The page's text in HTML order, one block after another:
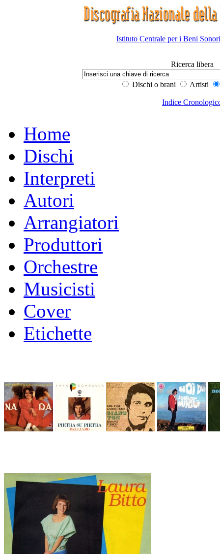
Istituto Centrale per i Beni
Ricerca libera
Dischi o brani Artisti
Indice
Home
Dischi
Interpreti
Autori
Arrangiatori
Produttori
Orchestre
Musicisti
Cover
Etichette